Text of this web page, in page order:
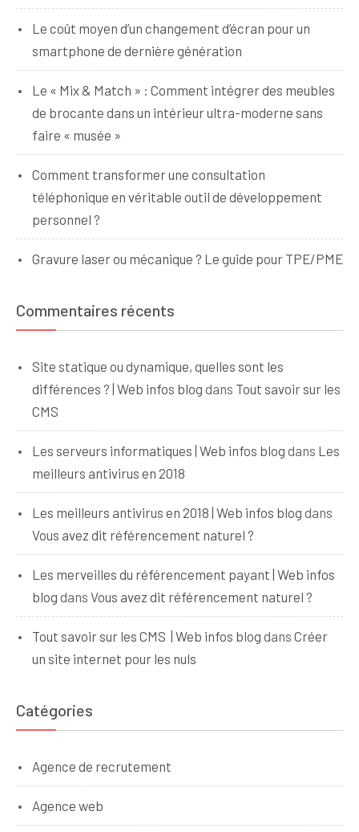
Le coût moyen d’un changement d’écran pour un
smartphone de dernière génération
Le « Mix & Match » : Comment intégrer des meubles
de brocante dans un intérieur ultra-moderne sans
faire « musée »
Comment transformer une consultation
téléphonique en véritable outil de développement
personnel ?
Gravure laser ou mécanique ? Le guide pour TPE/PME
Commentaires récents
Site statique ou dynamique, quelles sont les
différences ? | Web infos blog dans Tout savoir sur les
CMS
Les serveurs informatiques | Web infos blog dans Les
meilleurs antivirus en 2018
Les meilleurs antivirus en 2018 | Web infos blog dans
Vous avez dit référencement naturel ?
Les merveilles du référencement payant | Web infos
blog dans Vous avez dit référencement naturel ?
Tout savoir sur les CMS | Web infos blog dans Créer
un site internet pour les nuls
Catégories
Agence de recrutement
Agence web